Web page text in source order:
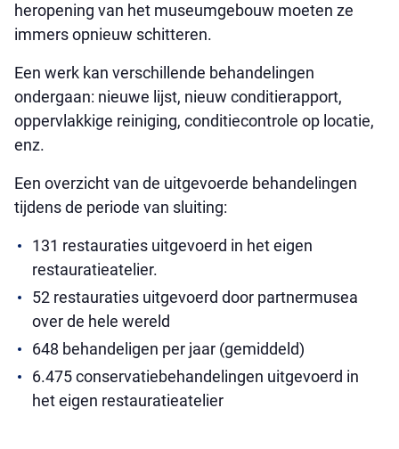
heropening van het museumgebouw moeten ze
immers opnieuw schitteren.
Een werk kan verschillende behandelingen
ondergaan: nieuwe lijst, nieuw conditierapport,
oppervlakkige reiniging, conditiecontrole op locatie,
enz.
Een overzicht van de uitgevoerde behandelingen
tijdens de periode van sluiting:
131 restauraties uitgevoerd in het eigen
restauratieatelier.
52 restauraties uitgevoerd door partnermusea
over de hele wereld
648 behandeligen per jaar (gemiddeld)
6.475 conservatiebehandelingen uitgevoerd in
het eigen restauratieatelier